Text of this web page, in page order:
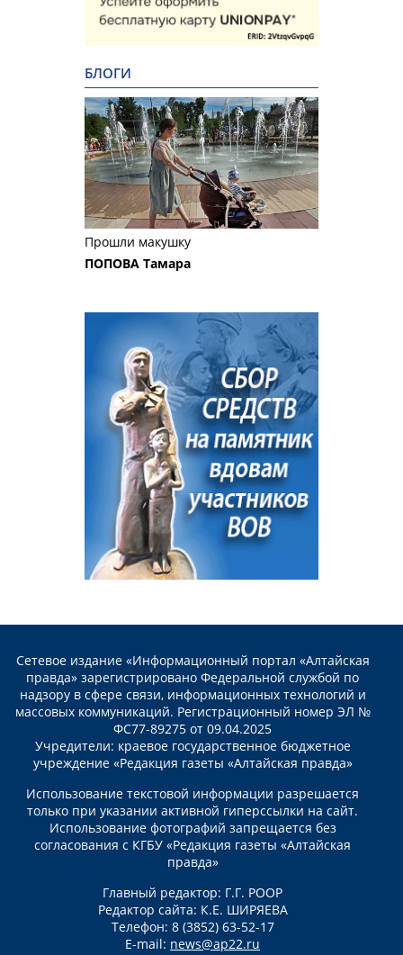
БЛОГИ
Прошли макушку
ПОПОВА Тамара
Сетевое издание «Информационный портал «Алтайская
правда» зарегистрировано Федеральной службой по
надзору в сфере связи, информационных технологий и
массовых коммуникаций. Регистрационный номер ЭЛ №
ФС77-89275 от 09.04.2025
Учредители: краевое государственное бюджетное
учреждение «Редакция газеты «Алтайская правда»
Использование текстовой информации разрешается
только при указании активной гиперссылки на сайт.
Использование фотографий запрещается без
согласования с КГБУ «Редакция газеты «Алтайская
правда»
Главный редактор: Г.Г. РООР
Редактор сайта: К.Е. ШИРЯЕВА
Телефон: 8 (3852) 63-52-17
E-mail: news@ap22.ru